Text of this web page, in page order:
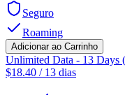
Seguro
Roaming
Adicionar ao Carrinho
Unlimited Data - 13 Days
$18.40 / 13 dias